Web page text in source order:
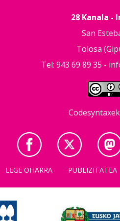
28 Kanala -
San
Tolosa
Tel: 943 69 89 35 -
LEGE OHARRA PUBLIZITATEA